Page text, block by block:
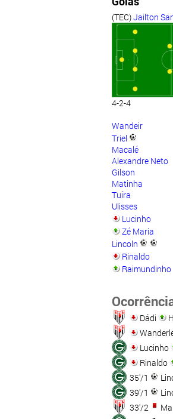
(TEC)Jailton
4-2-4
Wandeir
Triel
Macalé
Alexandre Neto
Gilson
Matinha
Tuíra
Ulisses
Lucinho
Zé Maria
Lincoln
Rinaldo
Raimundinho
Dádi
Lucinho
Rinaldo
35'/1
39'/1
33'/2